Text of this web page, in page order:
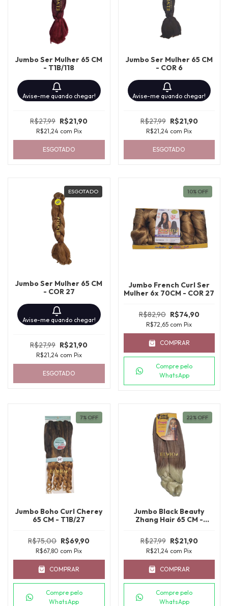
Jumbo Ser Mulher 65 CM
- T1B/118
Avise-me quando chegar!
R$27,99 R$21,90
R$21,24 com Pix
ESGOTADO
Jumbo Ser Mulher 65 CM
- COR 6
Avise-me quando chegar!
R$27,99 R$21,90
R$21,24 com Pix
ESGOTADO
ESGOTADO
Jumbo Ser Mulher 65 CM
- COR 27
Avise-me quando chegar!
R$27,99 R$21,90
R$21,24 com Pix
ESGOTADO
10% OFF
Jumbo French Curl Ser
Mulher 6x 70CM - COR 27
R$82,90 R$74,90
R$72,65 com Pix
COMPRAR
Compre pelo
WhatsApp
7% OFF
Jumbo Boho Curl Cherey
65 CM - T1B/27
R$75,00 R$69,90
R$67,80 com Pix
COMPRAR
Compre pelo
WhatsApp
22% OFF
Jumbo Black Beauty
Zhang Hair 65 CM -
R$27,99 R$21,90
R$21,24 com Pix
COMPRAR
Compre pelo
WhatsApp